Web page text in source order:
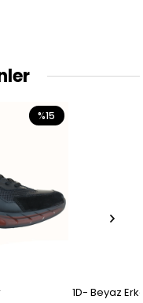
1D- Beyaz Erkek Sneaker